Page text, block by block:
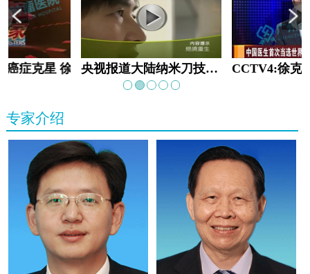
癌症克星 徐克成 央视报道大陆纳米刀技术手术：绝境重生
专家介绍